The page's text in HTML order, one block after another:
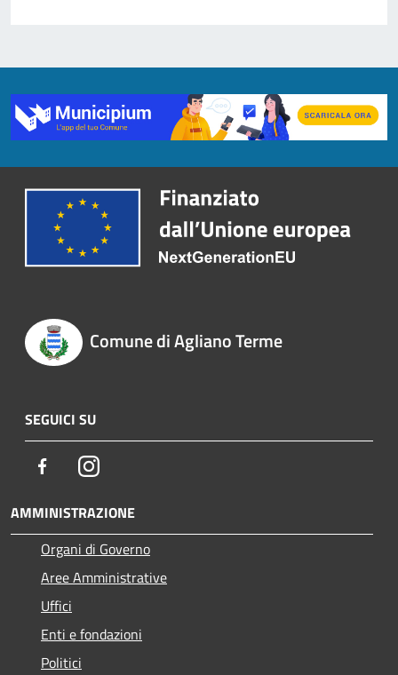
Comune di Agliano Terme
SEGUICI SU
FacebookInstagram
AMMINISTRAZIONE
Organi di Governo
Aree Amministrative
Uffici
Enti e fondazioni
Politici